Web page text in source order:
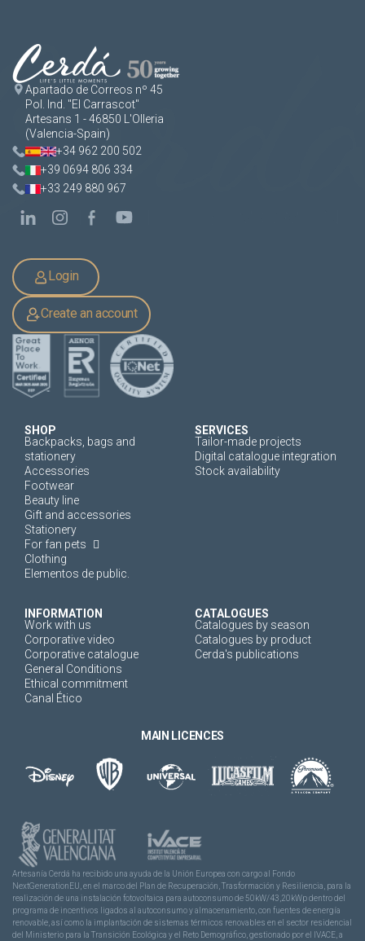
Apartado de Correos nº 45
Pol. Ind. "El Carrascot"
Artesans 1 - 46850 L'Olleria
(Valencia-Spain)
+34 962 200 502
+39 0694 806 334
+33 249 880 967
Login
Create an account
SHOP
Backpacks, bags and
stationery
Accessories
Footwear
Beauty line
Gift and accessories
Stationery
For fan pets
Clothing
Elementos de public.
SERVICES
Tailor-made projects
Digital catalogue integration
Stock availability
INFORMATION
Work with us
Corporative video
Corporative catalogue
General Conditions
Ethical commitment
Canal Ético
CATALOGUES
Catalogues by season
Catalogues by product
Cerda's publications
MAIN LICENCES
Artesanía Cerdá ha recibido una ayuda de la Unión Europea con cargo al Fondo
NextGenerationEU, en el marco del Plan de Recuperación, Trasformación y Resiliencia, para la
realización de una instalación fotovoltaica para autoconsumo de 50kW/43,20kWp dentro del
programa de incentivos ligados al autoconsumo y almacenamiento, con fuentes de energía
renovable, así como la implantación de sistemas térmicos renovables en el sector residencial
del Ministerio para la Transición Ecológica y el Reto Demográfico, gestionado por el IVACE, a